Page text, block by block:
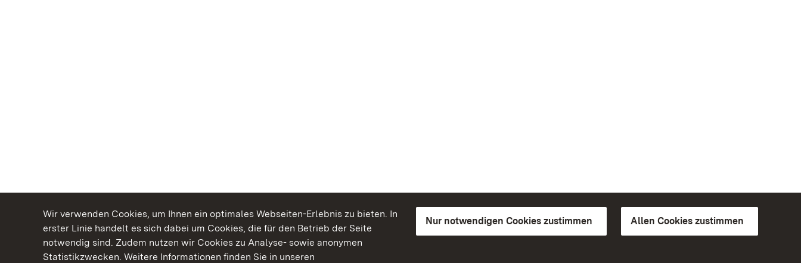
Wir verwenden Cookies, um Ihnen ein optimales Webseiten-Erlebnis zu bieten. In
erster Linie handelt es sich dabei um Cookies, die für den Betrieb der Seite
notwendig sind. Zudem nutzen wir Cookies zu Analyse- sowie anonymen
Statistikzwecken. Weitere Informationen finden Sie in unseren
Nur notwendigen Cookies zustimmen Allen Cookies zustimmen